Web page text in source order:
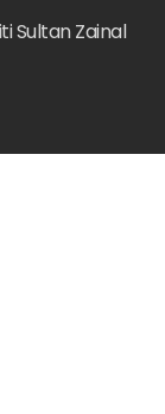
Sultan Zainal